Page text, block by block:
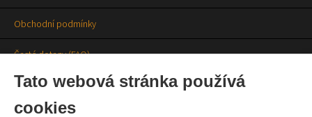
Tato webová stránka používá
cookies
Obchodní podmínky
Časté dotazy (FAQ)
Prodejny